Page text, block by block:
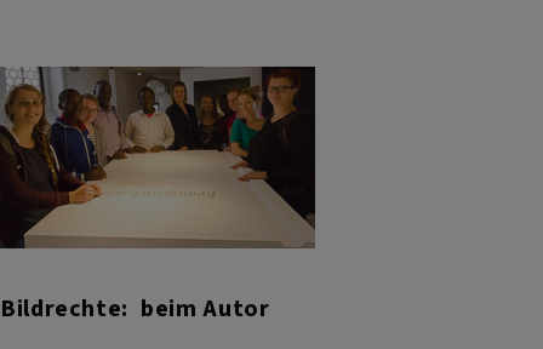
Bildrechte beim Autor